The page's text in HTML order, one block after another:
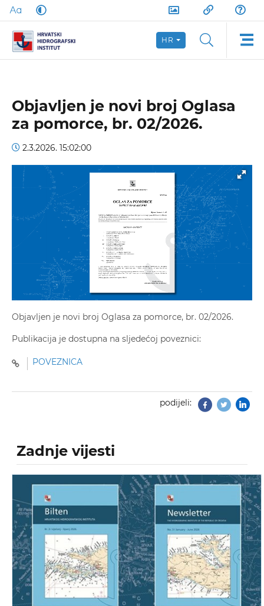
HR
Objavljen je novi broj Oglasa
za pomorce, br. 02/2026.
2.3.2026. 15:02:00
Objavljen je novi broj Oglasa za pomorce, br. 02/2026.
Publikacija je dostupna na sljedećoj poveznici:
POVEZNICA
podijeli: Facebook
Twitter
Zadnje vijesti